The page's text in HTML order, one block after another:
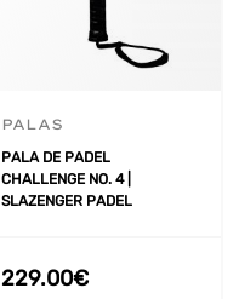
PALAS
PALA DE PADEL
CHALLENGE NO. 4 |
SLAZENGER PADEL
229.00€